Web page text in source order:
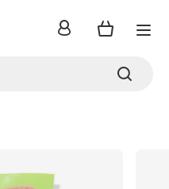
inloggen